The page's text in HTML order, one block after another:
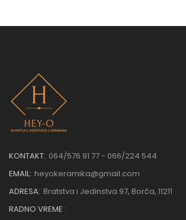
KONTAKT: 064/576 91 77 - 066/224 544
EMAIL: heyokeramika@gmail.com
ADRESA: Bratstva i Jedinstva 97, Borča, 11211
RADNO VREME :